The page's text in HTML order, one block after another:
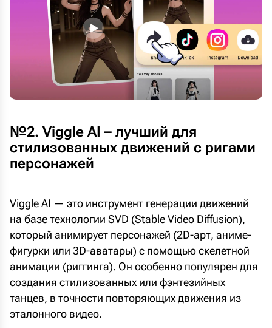
№2. Viggle AI – лучший для
стилизованных движений с ригами
персонажей
Viggle AI — это инструмент генерации движений
на базе технологии SVD (Stable Video Diffusion),
который анимирует персонажей (2D-арт, аниме-
фигурки или 3D-аватары) с помощью скелетной
анимации (риггинга). Он особенно популярен для
создания стилизованных или фэнтезийных
танцев, в точности повторяющих движения из
эталонного видео.